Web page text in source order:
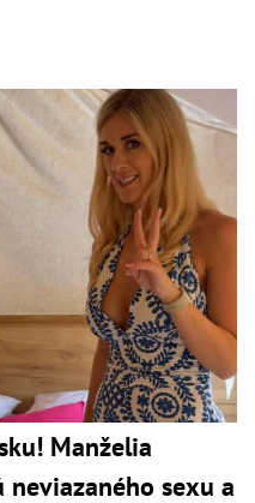
Manželia
sexu a